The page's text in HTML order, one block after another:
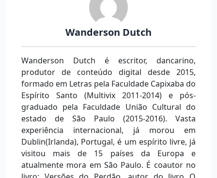
Wanderson Dutch
Wanderson Dutch é escritor, dancarino,
produtor de conteúdo digital desde 2015,
formado em Letras pela Faculdade Capixaba do
Espírito Santo (Multivix 2011-2014) e pós-
graduado pela Faculdade União Cultural do
estado de São Paulo (2015-2016). Vasta
experiência internacional, já morou em
Dublin(Irlanda), Portugal, é um espírito livre, já
visitou mais de 15 países da Europa e
atualmente mora em São Paulo. É coautor no